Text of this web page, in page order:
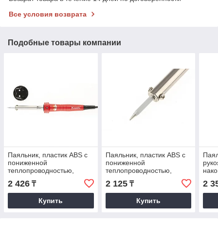
Все условия возврата
Подобные товары компании
Паяльник, пластик ABS с
пониженной
теплопроводностью,
медный наконечник с
долговечным покрытием,
220 В, 40 W.
2 426 ₸
Купить
Паяльник, пластик ABS с
пониженной
теплопроводностью,
медный наконечник с
долговечным покрытием,
220 В, 30 W.
2 125₸
Купить
2